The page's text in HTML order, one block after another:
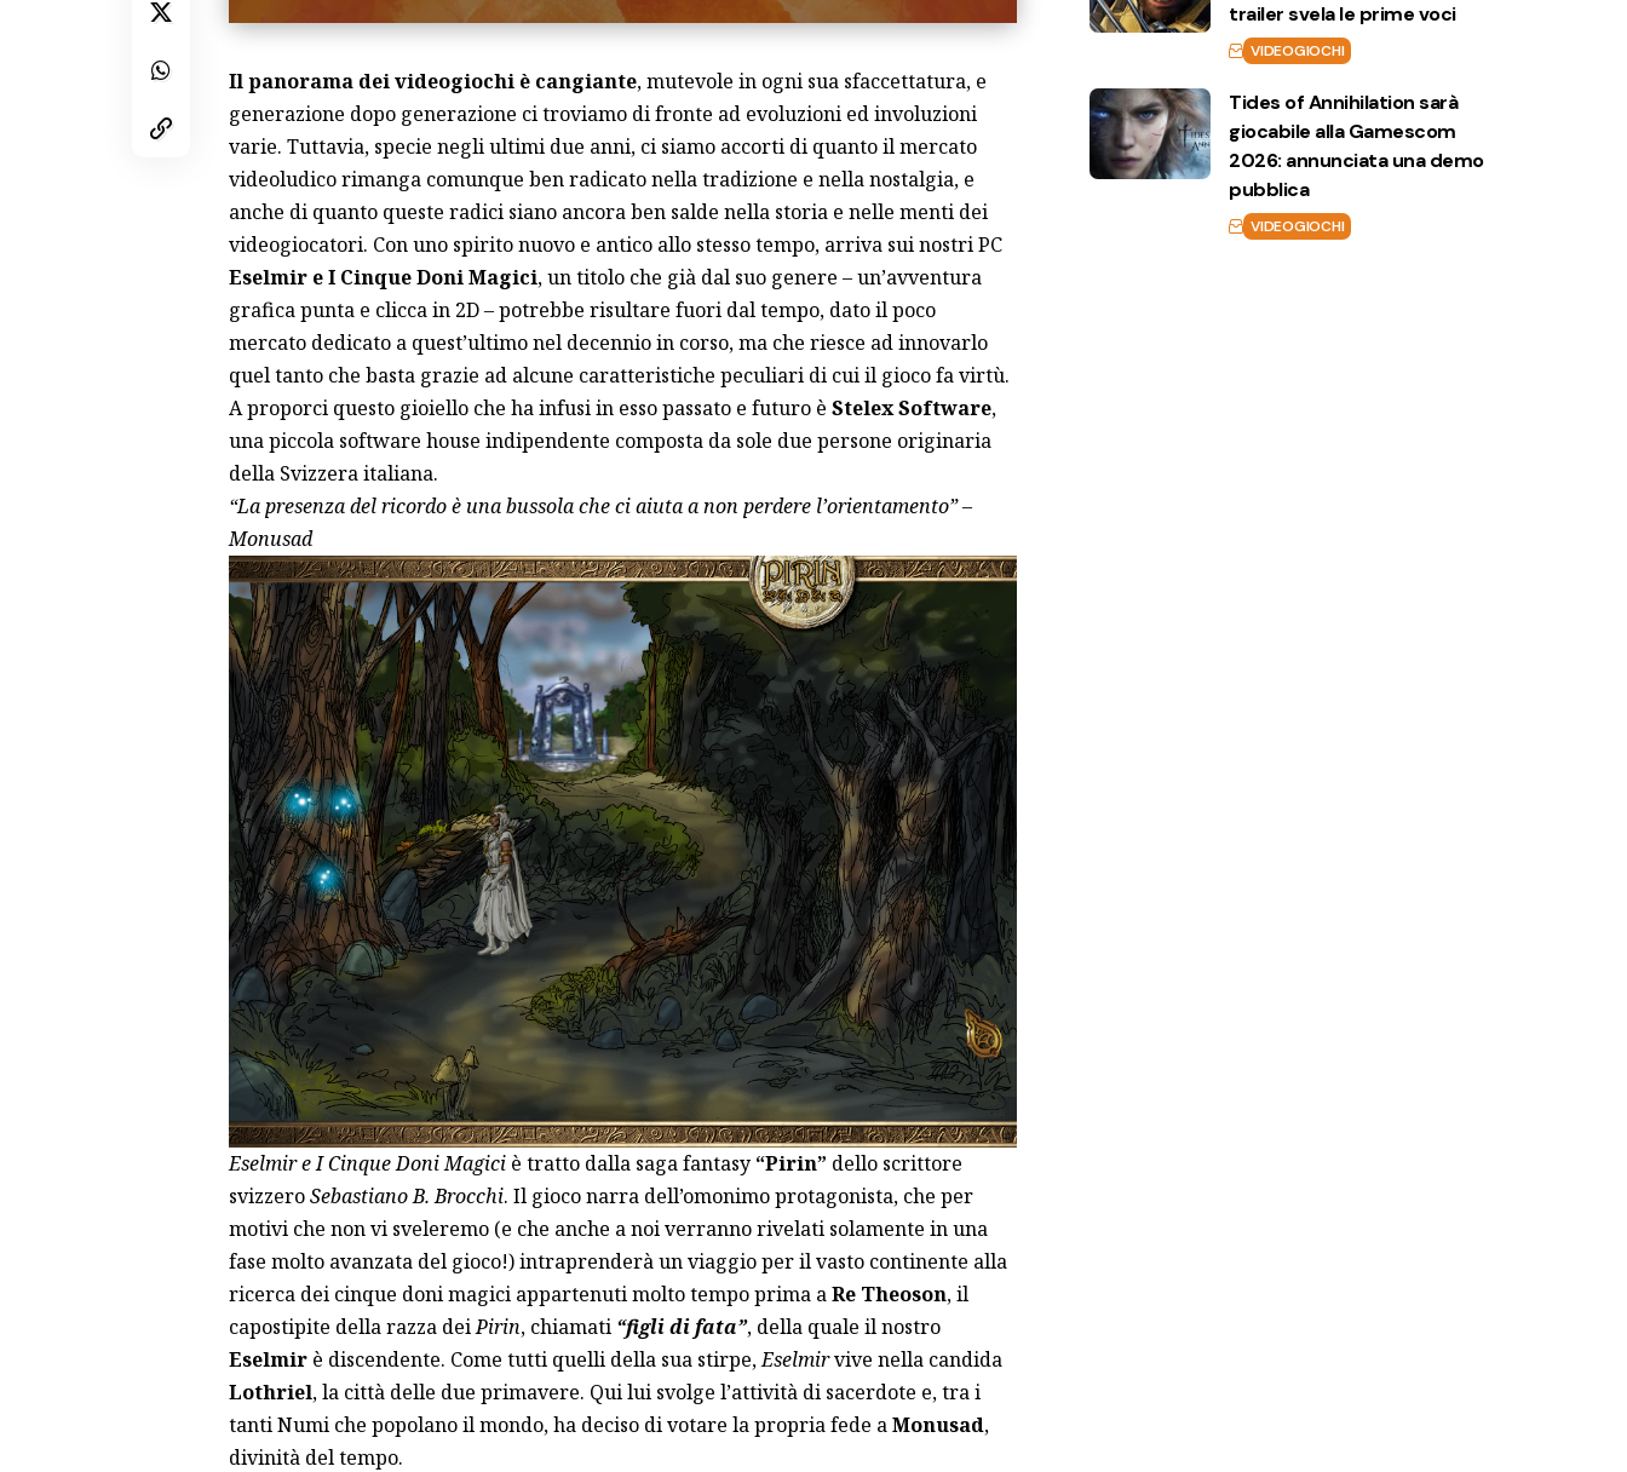
Il panorama dei videogiochi è cangiante, mutevole in ogni sua sfaccettatura, e
generazione dopo generazione ci troviamo di fronte ad evoluzioni ed involuzioni
varie. Tuttavia, specie negli ultimi due anni, ci siamo accorti di quanto il mercato
videoludico rimanga comunque ben radicato nella tradizione e nella nostalgia, e
anche di quanto queste radici siano ancora ben salde nella storia e nelle menti dei
videogiocatori. Con uno spirito nuovo e antico allo stesso tempo, arriva sui nostri PC
Eselmir e I Cinque Doni Magici, un titolo che già dal suo genere – un’avventura
grafica punta e clicca in 2D – potrebbe risultare fuori dal tempo, dato il poco
mercato dedicato a quest’ultimo nel decennio in corso, ma che riesce ad innovarlo
quel tanto che basta grazie ad alcune caratteristiche peculiari di cui il gioco fa virtù.
A proporci questo gioiello che ha infusi in esso passato e futuro è Stelex Software,
una piccola software house indipendente composta da sole due persone originaria
della Svizzera italiana.
“La presenza del ricordo è una bussola che ci aiuta a non perdere l’orientamento” –
Monusad
Eselmir e I Cinque Doni Magiciè tratto dalla saga fantasy “Pirin” dello scrittore
svizzeroSebastiano B. Brocchi. Il gioco narra dell’omonimo protagonista, che per
motivi che non vi sveleremo (e che anche a noi verranno rivelati solamente in una
fase molto avanzata del gioco!) intraprenderà un viaggio per il vasto continente alla
ricerca dei cinque doni magici appartenuti molto tempo prima aRe Theoson, il
capostipite della razza deiPirin, chiamati “figli di fata”, della quale il nostro
Eselmirè discendente. Come tutti quelli della sua stirpe,Eselmirvive nella candida
Lothriel, la città delle due primavere. Qui lui svolge l’attività di sacerdote e, tra i
tanti Numi che popolano il mondo, ha deciso di votare la propria fede aMonusad,
divinità del tempo.
trailer svela le prime voci
VIDEOGIOCHI
Tides of Annihilation sarà
giocabile alla Gamescom
2026: annunciata una demo
pubblica
VIDEOGIOCHI